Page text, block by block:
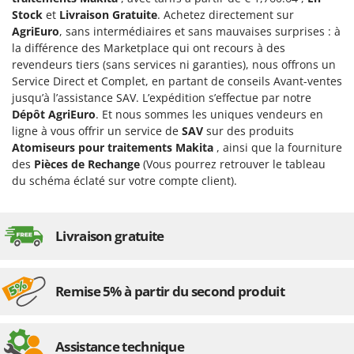
Désherbeurs thermiques et mécaniques
Déshumidificateurs
Draineuses
E
Échelles en aluminium
Effaroucheurs d'oiseaux
Effeuilleuses pour olives
Égreneuses à maïs
Enfouisseurs de pierres
Épareuses pour tracteur
Équipements de protection des voies respiratoires
Bosch
Brumi
BullMach
C
C.EL.ME.
Calory Forni
Campagnola
Campingaz
Ceccato Olindo
Char-Broil
Classe
Cofra
Stock et Livraison Gratuite. Achetez directement sur
AgriEuro, sans intermédiaires et sans mauvaises surprises : à
la différence des Marketplace qui ont recours à des
revendeurs tiers (sans services ni garanties), nous offrons un
Service Direct et Complet, en partant de conseils Avant-ventes
jusqu’à l’assistance SAV. L’expédition s’effectue par notre
Dépôt AgriEuro. Et nous sommes les uniques vendeurs en
ligne à vous offrir un service de SAV sur des produits
Atomiseurs pour traitements Makita , ainsi que la fourniture
des Pièces de Rechange (Vous pourrez retrouver le tableau
du schéma éclaté sur votre compte client).
Livraison gratuite
Remise 5% à partir du second produit
Assistance technique